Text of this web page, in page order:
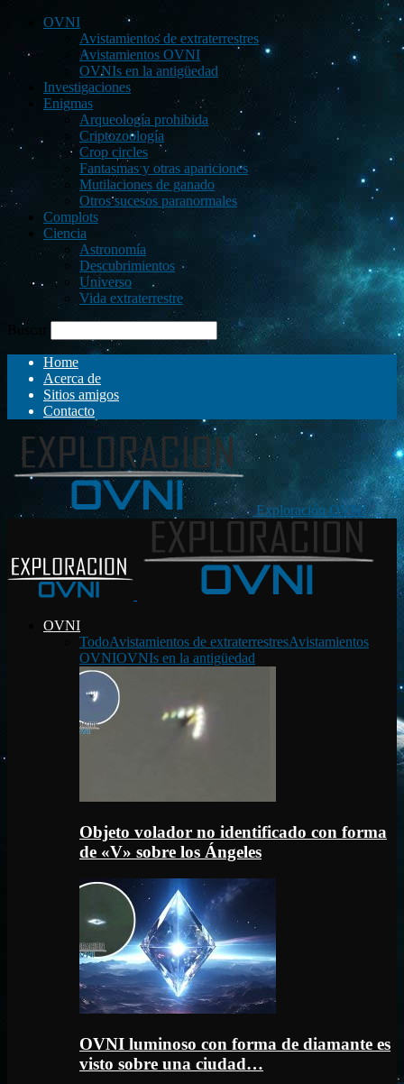
OVNI
Avistamientos de extraterrestres
Avistamientos OVNI
OVNIs en la antigüedad
Investigaciones
Enigmas
Arqueología prohibida
Criptozoología
Crop circles
Fantasmas y otras apariciones
Mutilaciones de ganado
Otros sucesos paranormales
Complots
Ciencia
Astronomía
Descubrimientos
Universo
Vida extraterrestre
Buscar
Home
Acerca de
Sitios amigos
Contacto
Exploración OVNI
OVNI
TodoAvistamientos de extraterrestresAvistamientos
OVNIOVNIs en la antigüedad
Objeto volador no identificado con forma
de «V» sobre los Ángeles
OVNI luminoso con forma de diamante es
visto sobre una ciudad…